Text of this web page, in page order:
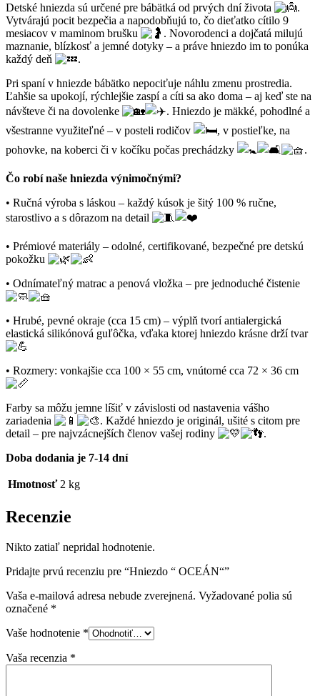
Detské hniezda sú určené pre bábätká od prvých dní života
.
Vytvárajú pocit bezpečia a napodobňujú to, čo dieťatko cítilo 9
mesiacov v maminom brušku
. Novorodenci a dojčatá milujú
maznanie, blízkosť a jemné dotyky – a práve hniezdo im to ponúka
každý deň
.
Pri spaní v hniezde bábätko nepociťuje náhlu zmenu prostredia.
Ľahšie sa upokojí, rýchlejšie zaspí a cíti sa ako doma – aj keď ste na
návšteve či na dovolenke
. Hniezdo je mäkké, pohodlné a
všestranne využiteľné – v posteli rodičov
, v postieľke, na
pohovke, na koberci či v kočíku počas prechádzky
.
Čo robí naše hniezda výnimočnými?
• Ručná výroba s láskou – každý kúsok je šitý 100 % ručne,
starostlivo a s dôrazom na detail
• Prémiové materiály – odolné, certifikované, bezpečné pre detskú
pokožku
• Odnímateľný matrac a penová vložka – pre jednoduché čistenie
• Hrubé, pevné okraje (cca 15 cm) – výplň tvorí antialergická
elastická silikónová guľôčka, vďaka ktorej hniezdo krásne drží tvar
• Rozmery: vonkajšie cca 100 × 55 cm, vnútorné cca 72 × 36 cm
Farby sa môžu jemne líšiť v závislosti od nastavenia vášho
zariadenia
. Každé hniezdo je originál, ušité s citom pre
detail – pre najvzácnejších členov vašej rodiny
.
Doba dodania je 7-14 dní
Hmotnosť 2 kg
Recenzie
Nikto zatiaľ nepridal hodnotenie.
Pridajte prvú recenziu pre “Hniezdo “ OCEÁN“”
Vaša e-mailová adresa nebude zverejnená. Vyžadované polia sú
označené *
Vaše hodnotenie *
Vaša recenzia *